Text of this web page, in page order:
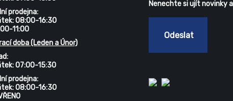
prodejna:
08:00-16:30
11:00
doba (Leden a Únor)
07:00-15:30
prodejna:
08:00-16:30
Nenechte si ujít novinky
Odeslat